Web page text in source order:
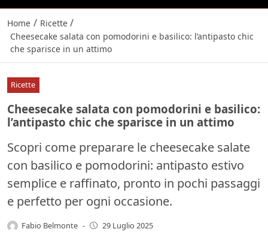
Home / Ricette /
Cheesecake salata con pomodorini e basilico: l’antipasto chic
che sparisce in un attimo
Ricette
Cheesecake salata con pomodorini e basilico:
l’antipasto chic che sparisce in un attimo
Scopri come preparare le cheesecake salate
con basilico e pomodorini: antipasto estivo
semplice e raffinato, pronto in pochi passaggi
e perfetto per ogni occasione.
Fabio Belmonte - 29 Luglio 2025